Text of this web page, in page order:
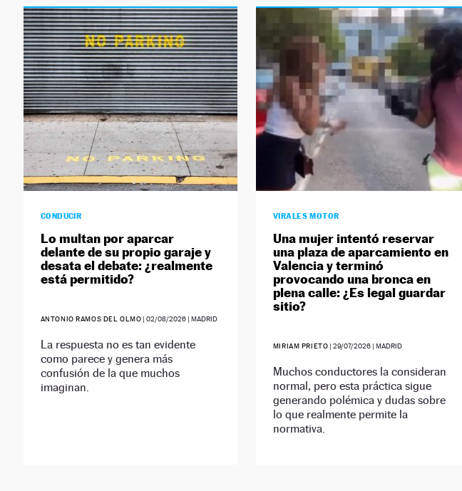
CONDUCIR
Lo multan por aparcar
delante de su propio garaje y
desata el debate: ¿realmente
está permitido?
ANTONIO RAMOS DEL OLMO |02/08/2026 | MADRID
La respuesta no es tan evidente
como parece y genera más
confusión de la que muchos
imaginan.
VIRALES MOTOR
Una mujer intentó reservar
una plaza de aparcamiento en
Valencia y terminó
provocando una bronca en
plena calle: ¿Es legal guardar
sitio?
MIRIAM PRIETO |29/07/2026 | MADRID
Muchos conductores la consideran
normal, pero esta práctica sigue
generando polémica y dudas sobre
lo que realmente permite la
normativa.